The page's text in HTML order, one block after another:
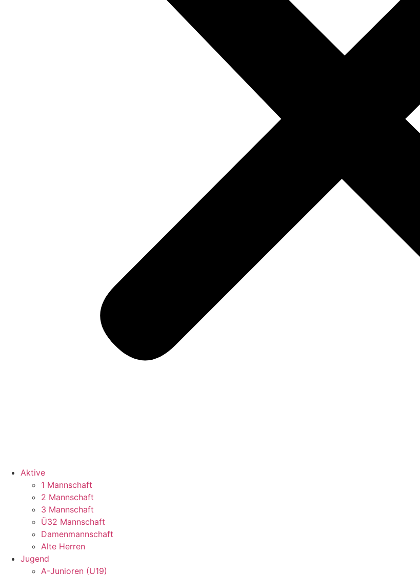
Aktive
1 Mannschaft
2 Mannschaft
3 Mannschaft
Ü32 Mannschaft
Damenmannschaft
Alte Herren
Jugend
A-Junioren (U19)